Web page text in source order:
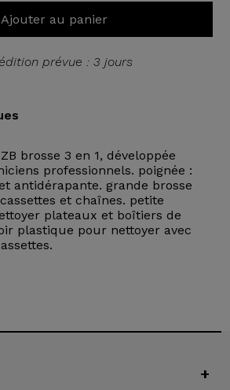
Ajouter au panier
prévue : 3 jours
brosse 3 en 1, développée
professionnels. poignée :
antidérapante. grande brosse
et chaînes. petite
plateaux et boîtiers de
plastique pour nettoyer avec
+